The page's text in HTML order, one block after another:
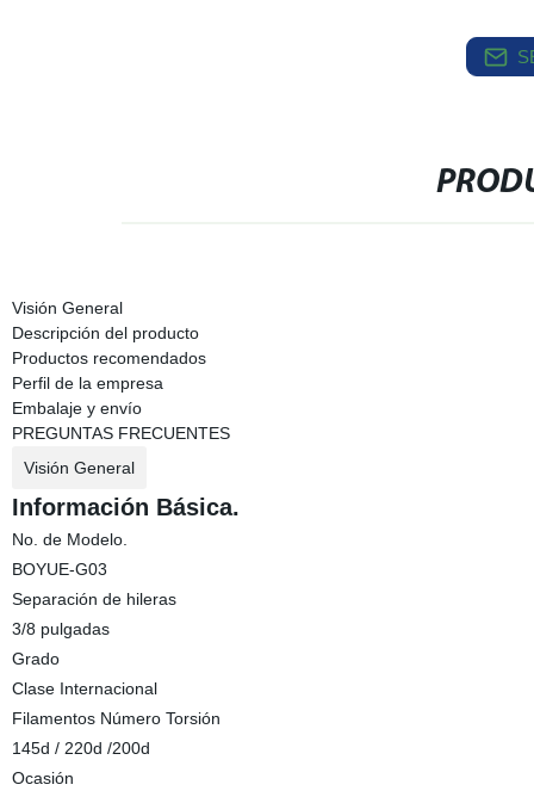
Visión General
Descripción del producto
Productos recomendados
Perfil de la empresa
Embalaje y envío
PREGUNTAS FRECUENTES
Visión General
Información Básica.
No. de Modelo.
BOYUE-G03
Separación de hileras
3/8 pulgadas
Grado
Clase Internacional
Filamentos Número Torsión
145d / 220d /200d
Ocasión